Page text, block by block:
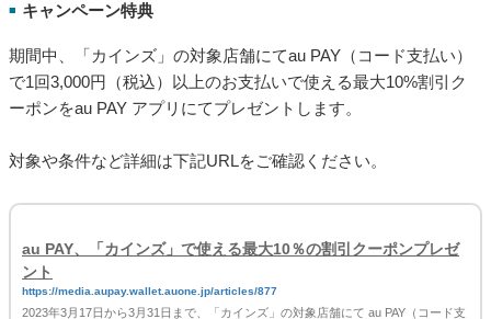
■ キャンペーン特典
期間中、「カインズ」の対象店舗にてau PAY（コード支払い）
で1回3,000円（税込）以上のお支払いで使える最大10%割引ク
ーポンをau PAY アプリにてプレゼントします。
対象や条件など詳細は下記URLをご確認ください。